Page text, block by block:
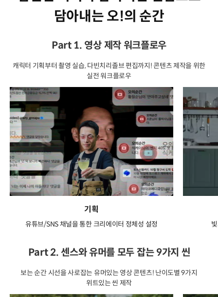
담아내는 오!의 순간
Part 1. 영상 제작 워크플로우
캐릭터 기획부터 촬영 실습, 다빈치리졸브 편집까지! 콘텐츠 제작을 위한
실전 워크플로우
기획
유튜브/SNS 채널을 통한 크리에이터 정체성 설정
Part 2. 센스와 유머를 모두 잡는 9가지 씬
보는 순간 시선을 사로잡는 유머있는 영상 콘텐츠! 난이도별 9가지
위트있는 씬 제작